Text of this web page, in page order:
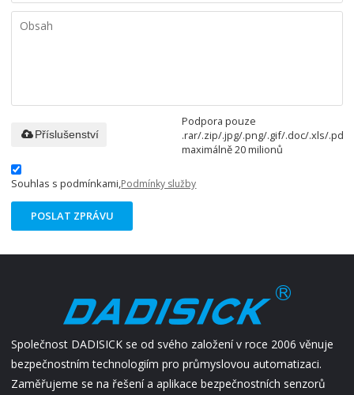
Podpora pouze
.rar/.zip/.jpg/.png/.gif/.doc/.xls/.pdf,
maximálně 20 milionů
Příslušenství
Souhlas s podmínkami,Podmínky služby
POSLAT ZPRÁVU
Společnost DADISICK se od svého založení v roce 2006 věnuje
bezpečnostním technologiím pro průmyslovou automatizaci.
Zaměřujeme se na řešení a aplikace bezpečnostních senzorů